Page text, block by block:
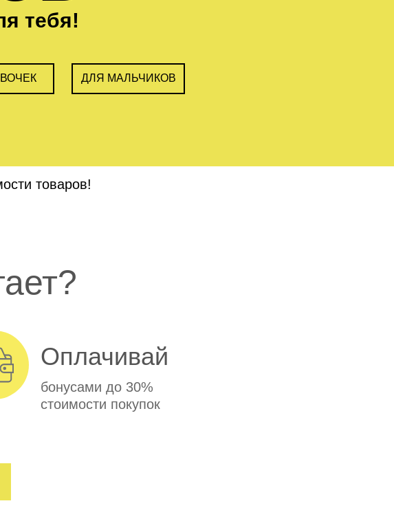
тебя!
ДЛЯ МАЛЬЧИКОВ
товаров!
Оплачивай
бонусами до 30%
стоимости покупок